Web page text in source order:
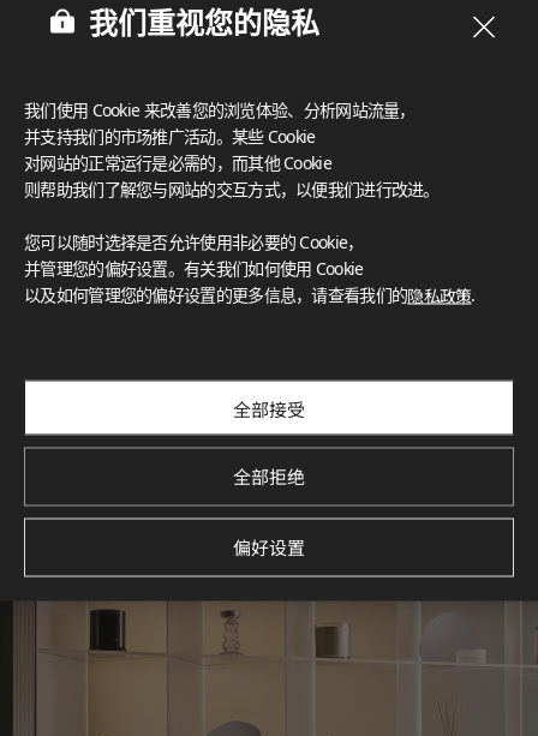
What These Certifications Mean
灵感画廊
我们重视您的隐私
我们使用 Cookie 来改善您的浏览体验、分析网站流量，
并支持我们的市场推广活动。某些 Cookie
对网站的正常运行是必需的，而其他 Cookie
则帮助我们了解您与网站的交互方式，以便我们进行改进。
您可以随时选择是否允许使用非必要的 Cookie，
并管理您的偏好设置。有关我们如何使用 Cookie
以及如何管理您的偏好设置的更多信息，请查看我们的隐私政策.
全部接受
全部拒绝
偏好设置